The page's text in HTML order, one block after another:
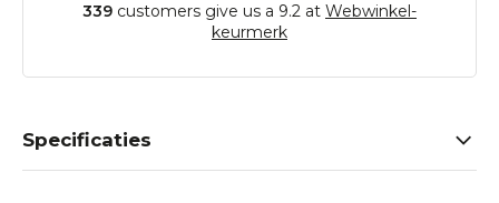
339 customers give us a 9.2 at Webwinkel-
keurmerk
Specificaties